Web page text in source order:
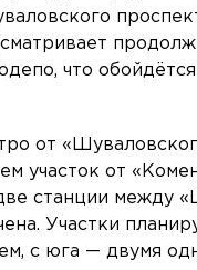
что
от
участок от
станции между
Участки
с юга — двумя